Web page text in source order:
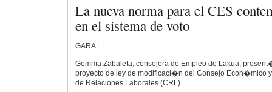
La nueva norma para el CES
en el sistema de voto
GARA |
Gemma Zabaleta, consejera de Empleo de Lakua,
proyecto de ley de modificaci�n del Consejo Econ�mico
de Relaciones Laborales (CRL).